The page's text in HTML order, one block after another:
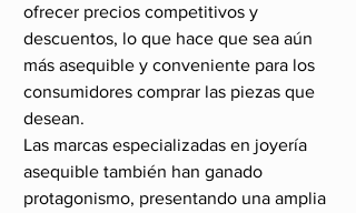
ofrecer precios competitivos y
descuentos, lo que hace que sea aún
más asequible y conveniente para los
consumidores comprar las piezas que
desean.
Las marcas especializadas en joyería
asequible también han ganado
protagonismo, presentando una amplia